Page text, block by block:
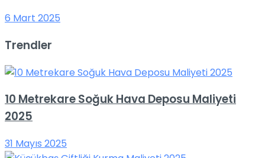
6 Mart 2025
Trendler
10 Metrekare Soğuk Hava Deposu Maliyeti
2025
31 Mayıs 2025